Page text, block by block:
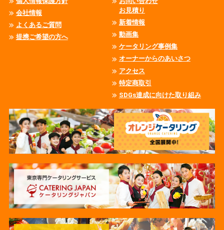
会社情報
よくあるご質問
提携ご希望の方へ
お見積り
新着情報
動画集
ケータリング事例集
オーナーからのあいさつ
アクセス
特定商取引
SDGs達成に向けた取り組み